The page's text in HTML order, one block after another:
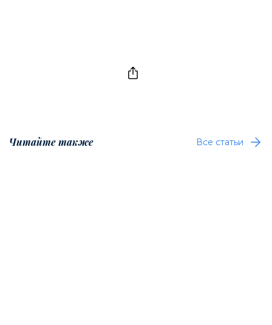
Читайте также Все статьи